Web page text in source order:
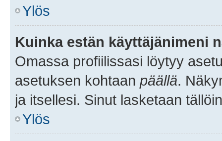
Ylös
Kuinka estän käyttäjänimeni
Omassa profiilissasi löytyy
asetuksen kohtaan päällä.
ja itsellesi. Sinut lasketaan
Ylös